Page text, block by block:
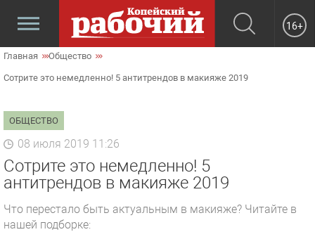
16+
Главная Общество
Сотрите это немедленно! 5 антитрендов в макияже 2019
ОБЩЕСТВО
08 июля 2019 11:26
Сотрите это немедленно! 5
антитрендов в макияже 2019
Что перестало быть актуальным в макияже? Читайте в
нашей подборке: